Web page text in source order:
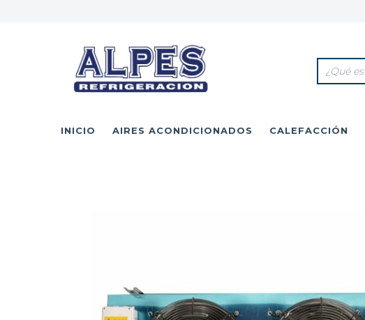
INICIO AIRES ACONDICIONADOS CALEFACCIÓN